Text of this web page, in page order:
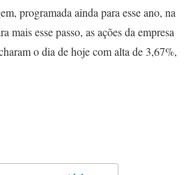
programada ainda para esse ano, na
mais esse passo, as ações da empresa
o dia de hoje com alta de 3,67%,